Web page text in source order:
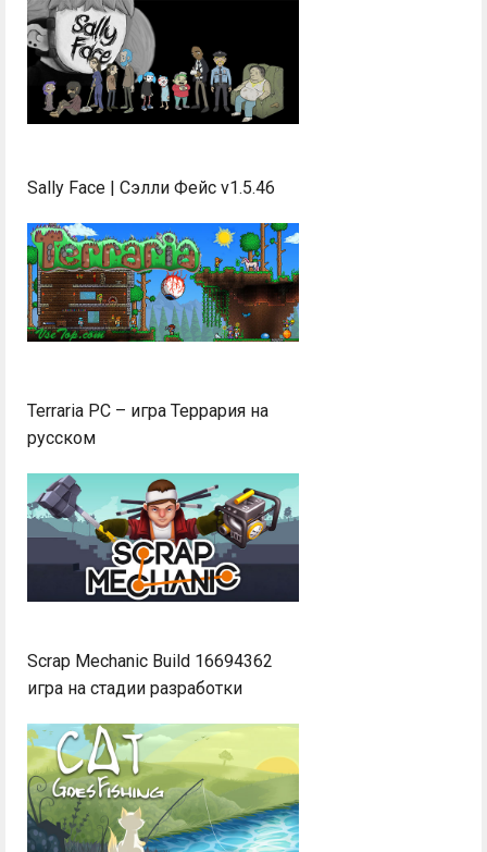
Sally Face | Сэлли Фейс v1.5.46
Terraria PC – игра Террария на
русском
Scrap Mechanic Build 16694362
игра на стадии разработки